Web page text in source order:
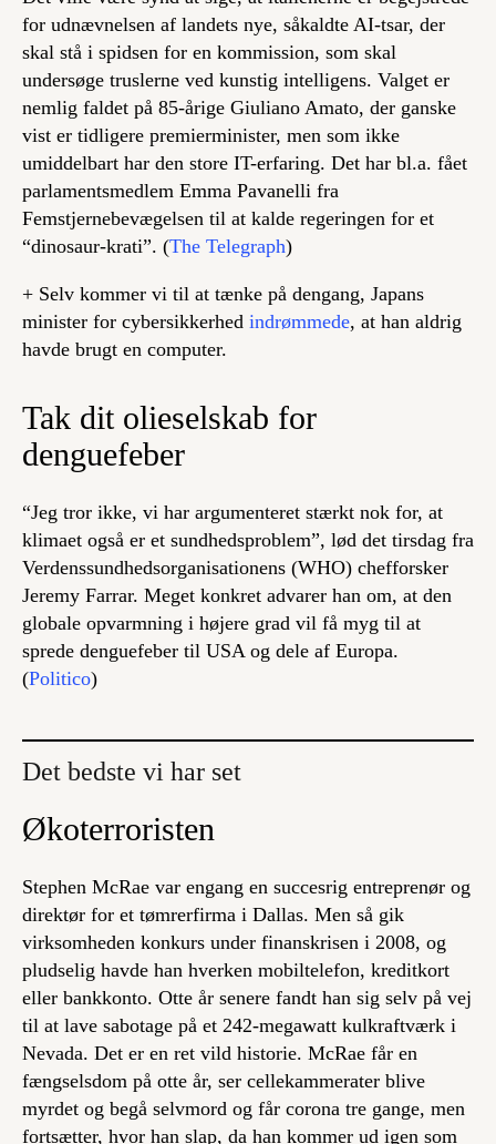
for udnævnelsen af landets nye, såkaldte AI-tsar, der
skal stå i spidsen for en kommission, som skal
undersøge truslerne ved kunstig intelligens. Valget er
nemlig faldet på 85-årige Giuliano Amato, der ganske
vist er tidligere premierminister, men som ikke
umiddelbart har den store IT-erfaring. Det har bl.a. fået
parlamentsmedlem Emma Pavanelli fra
Femstjernebevægelsen til at kalde regeringen for et
“dinosaur-krati”. (The Telegraph)
+ Selv kommer vi til at tænke på dengang, Japans
minister for cybersikkerhed indrømmede, at han aldrig
havde brugt en computer.
Tak dit olieselskab for
denguefeber
“Jeg tror ikke, vi har argumenteret stærkt nok for, at
klimaet også er et sundhedsproblem”, lød det tirsdag fra
Verdenssundhedsorganisationens (WHO) chefforsker
Jeremy Farrar. Meget konkret advarer han om, at den
globale opvarmning i højere grad vil få myg til at
sprede denguefeber til USA og dele af Europa.
(Politico)
Det bedste vi har set
Økoterroristen
Stephen McRae var engang en succesrig entreprenør og
direktør for et tømrerfirma i Dallas. Men så gik
virksomheden konkurs under finanskrisen i 2008, og
pludselig havde han hverken mobiltelefon, kreditkort
eller bankkonto. Otte år senere fandt han sig selv på vej
til at lave sabotage på et 242-megawatt kulkraftværk i
Nevada. Det er en ret vild historie. McRae får en
fængselsdom på otte år, ser cellekammerater blive
myrdet og begå selvmord og får corona tre gange, men
fortsætter, hvor han slap, da han kommer ud igen som